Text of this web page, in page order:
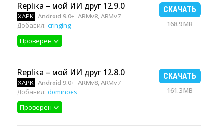
Replika – мой ИИ друг 12.9.0
XAPK Android 9.0+ ARMv8, ARMv7
Добавил: cringing
Проверен
СКАЧАТЬ
168.9 MB
Replika – мой ИИ друг 12.8.0
XAPK Android 9.0+ ARMv8, ARMv7
Добавил: dominoes
Проверен
СКАЧАТЬ
161.3 MB